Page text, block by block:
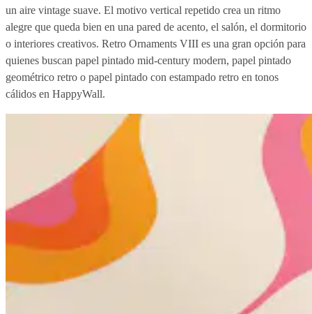
un aire vintage suave. El motivo vertical repetido crea un ritmo
alegre que queda bien en una pared de acento, el salón, el dormitorio
o interiores creativos. Retro Ornaments VIII es una gran opción para
quienes buscan papel pintado mid-century modern, papel pintado
geométrico retro o papel pintado con estampado retro en tonos
cálidos en HappyWall.